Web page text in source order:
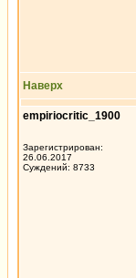
Наверх
empiriocritic_1900
Зарегистрирован:
26.06.2017
Суждений: 8733